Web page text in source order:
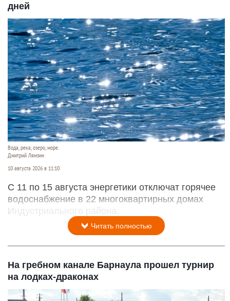
дней
Вода, река, озеро, море.
Дмитрий Лямзин
10 августа 2026 в 11:10
С 11 по 15 августа энергетики отключат горячее
водоснабжение в 22 многоквартирных домах
Индустриального района.
Читать полностью
На гребном канале Барнаула прошел турнир
на лодках-драконах